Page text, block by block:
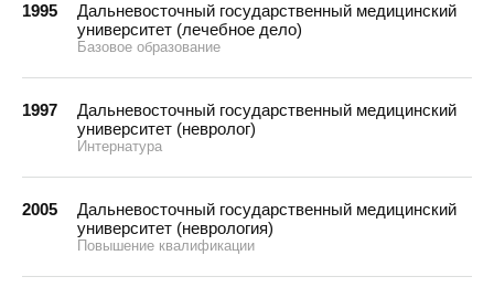
1995
Дальневосточный государственный медицинский
университет (лечебное дело)
Базовое образование
1997
Дальневосточный государственный медицинский
университет (невролог)
Интернатура
2005
Дальневосточный государственный медицинский
университет (неврология)
Повышение квалификации